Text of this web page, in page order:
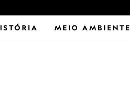
MEIO AMBIENTE